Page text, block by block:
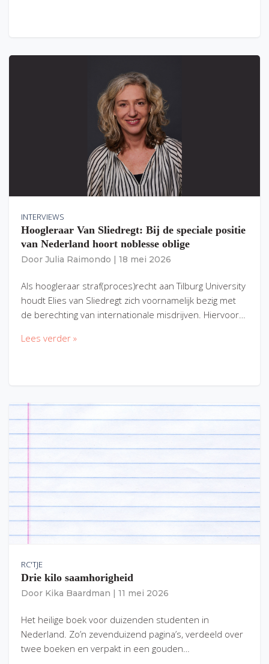
INTERVIEWS
Hoogleraar Van Sliedregt: Bij de speciale positie
van Nederland hoort noblesse oblige
Door Julia Raimondo 18 mei 2026
Als hoogleraar straf(proces)recht aan Tilburg University
houdt Elies van Sliedregt zich voornamelijk bezig met
de berechting van internationale misdrijven. Hiervoor…
Lees verder »
RC'TJE
Drie kilo saamhorigheid
Door Kika Baardman 11 mei 2026
Het heilige boek voor duizenden studenten in
Nederland. Zo’n zevenduizend pagina’s, verdeeld over
twee boeken en verpakt in een gouden…